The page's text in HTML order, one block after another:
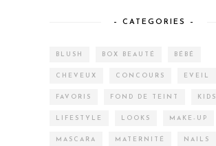
– CATEGORIES –
BLUSH BOX BEAUTÉ BÉBÉ
CHEVEUX CONCOURS EVEIL
FAVORIS FOND DE TEINT KIDS
LIFESTYLE LOOKS MAKE-UP
MASCARA MATERNITÉ NAILS